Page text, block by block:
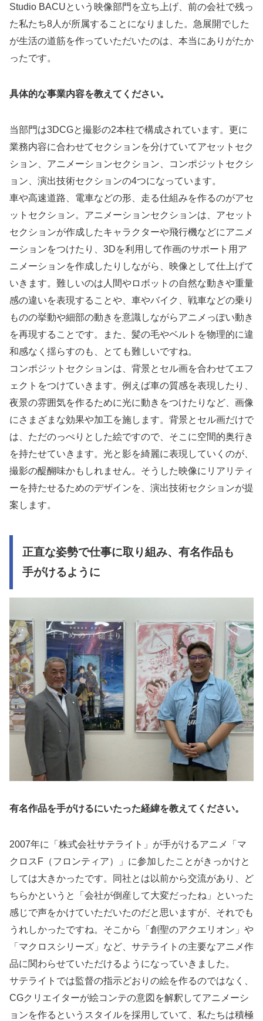
Studio BACUという映像部門を立ち上げ、前の会社で残っ
た私たち8人が所属することになりました。急展開でした
が生活の道筋を作っていただいたのは、本当にありがたか
ったです。
具体的な事業内容を教えてください。
当部門は3DCGと撮影の2本柱で構成されています。更に
業務内容に合わせてセクションを分けていてアセットセク
ション、アニメーションセクション、コンポジットセクシ
ョン、演出技術セクションの4つになっています。
車や高速道路、電車などの形、走る仕組みを作るのがアセ
ットセクション。アニメーションセクションは、アセット
セクションが作成したキャラクターや飛行機などにアニメ
ーションをつけたり、3Dを利用して作画のサポート用ア
ニメーションを作成したりしながら、映像として仕上げて
いきます。難しいのは人間やロボットの自然な動きや重量
感の違いを表現することや、車やバイク、戦車などの乗り
ものの挙動や細部の動きを意識しながらアニメっぽい動き
を再現することです。また、髪の毛やベルトを物理的に違
和感なく揺らすのも、とても難しいですね。
コンポジットセクションは、背景とセル画を合わせてエフ
ェクトをつけていきます。例えば車の質感を表現したり、
夜景の雰囲気を作るために光に動きをつけたりなど、画像
にさまざまな効果や加工を施します。背景とセル画だけで
は、ただのっぺりとした絵ですので、そこに空間的奥行き
を持たせていきます。光と影を綺麗に表現していくのが、
撮影の醍醐味かもしれません。そうした映像にリアリティ
ーを持たせるためのデザインを、演出技術セクションが提
案します。
正直な姿勢で仕事に取り組み、有名作品も
手がけるように
有名作品を手がけるにいたった経緯を教えてください。
2007年に「株式会社サテライト」が手がけるアニメ「マ
クロスF（フロンティア）」に参加したことがきっかけと
しては大きかったです。同社とは以前から交流があり、ど
ちらかというと「会社が倒産して大変だったね」といった
感じで声をかけていただいたのだと思いますが、それでも
うれしかったですね。そこから「創聖のアクエリオン」や
「マクロスシリーズ」など、サテライトの主要なアニメ作
品に関わらせていただけるようになっていきました。
サテライトでは監督の指示どおりの絵を作るのではなく、
CGクリエイターが絵コンテの意図を解釈してアニメーシ
ョンを作るというスタイルを採用していて、私たちは積極